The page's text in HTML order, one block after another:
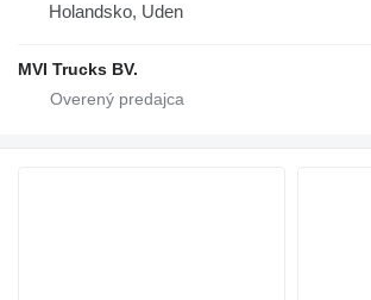
Holandsko, Uden
MVI Trucks BV.